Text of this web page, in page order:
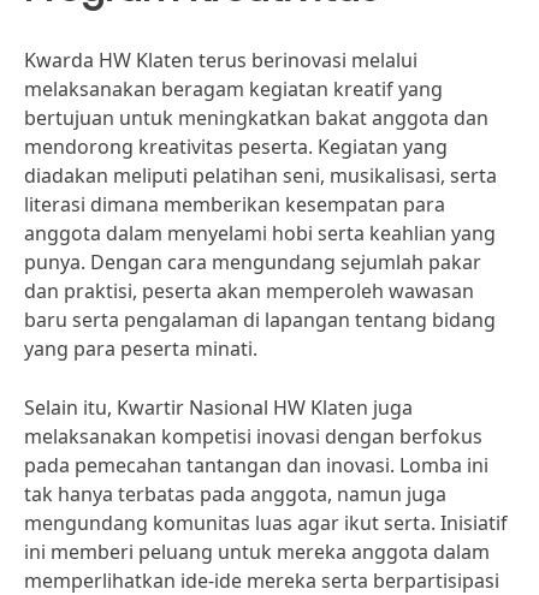
Kwarda HW Klaten terus berinovasi melalui
melaksanakan beragam kegiatan kreatif yang
bertujuan untuk meningkatkan bakat anggota dan
mendorong kreativitas peserta. Kegiatan yang
diadakan meliputi pelatihan seni, musikalisasi, serta
literasi dimana memberikan kesempatan para
anggota dalam menyelami hobi serta keahlian yang
punya. Dengan cara mengundang sejumlah pakar
dan praktisi, peserta akan memperoleh wawasan
baru serta pengalaman di lapangan tentang bidang
yang para peserta minati.
Selain itu, Kwartir Nasional HW Klaten juga
melaksanakan kompetisi inovasi dengan berfokus
pada pemecahan tantangan dan inovasi. Lomba ini
tak hanya terbatas pada anggota, namun juga
mengundang komunitas luas agar ikut serta. Inisiatif
ini memberi peluang untuk mereka anggota dalam
memperlihatkan ide-ide mereka serta berpartisipasi